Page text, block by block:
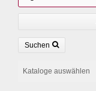
Suchen
Kataloge auswählen